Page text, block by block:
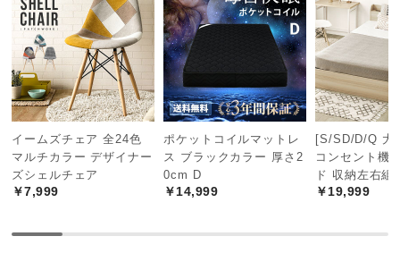
つ
い
て
搬
入
経
路
に
つ
て
イームズチェア 全24色
マルチカラー デザイナー
ズシェルチェア
￥7,999
ポケットコイルマットレ
ス ブラックカラー 厚さ2
0cm D
￥14,999
[S/SD/D/Q 大
コンセント機
ド 収納左右組
￥19,999